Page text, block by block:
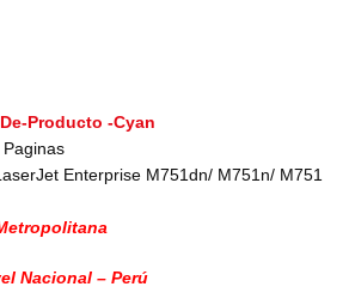
Enterprise M751dn/ M751n/ M751
Nacional – Perú